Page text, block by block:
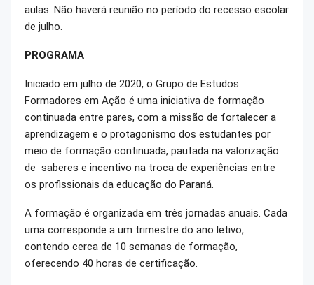
aulas. Não haverá reunião no período do recesso escolar
de julho.
PROGRAMA
Iniciado em julho de 2020, o Grupo de Estudos
Formadores em Ação é uma iniciativa de formação
continuada entre pares, com a missão de fortalecer a
aprendizagem e o protagonismo dos estudantes por
meio de formação continuada, pautada na valorização
de saberes e incentivo na troca de experiências entre
os profissionais da educação do Paraná.
A formação é organizada em três jornadas anuais. Cada
uma corresponde a um trimestre do ano letivo,
contendo cerca de 10 semanas de formação,
oferecendo 40 horas de certificação.